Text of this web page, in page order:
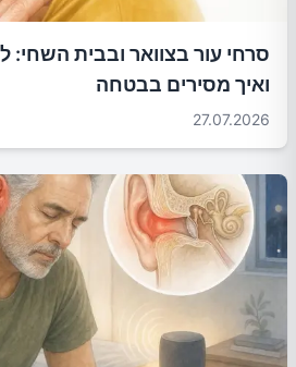
סרחי עור בצוואר ובבית השחי:
ואיך מסירים בבטחה
27.07.2026